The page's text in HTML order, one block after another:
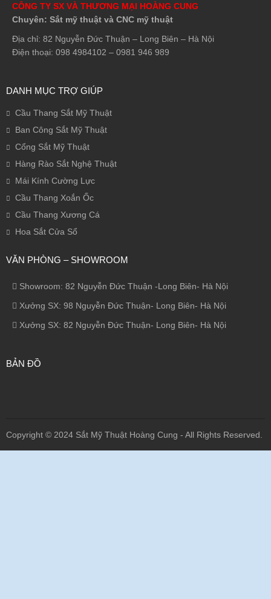
CÔNG TY SX VÀ THƯƠNG MẠI HOÀNG CUNG
Chuyên: Sắt mỹ thuật và CNC mỹ thuật
Địa chỉ: 82 Nguyễn Đức Thuận – Long Biên – Hà Nội
Điện thoại: 098 4984102 – 0981 946 989
DANH MỤC TRỢ GIÚP
Cầu Thang Sắt Mỹ Thuật
Ban Công Sắt Mỹ Thuật
Cổng Sắt Mỹ Thuật
Hàng Rào Sắt Nghệ Thuật
Mái Kính Cường Lực
Cầu Thang Xoắn Ốc
Cầu Thang Xương Cá
Hoa Sắt Cửa Sổ
VĂN PHÒNG – SHOWROOM
Showroom: 82 Nguyễn Đức Thuận -Long Biên- Hà Nội
Xưởng SX: 98 Nguyễn Đức Thuận- Long Biên- Hà Nội
Xưởng SX: 82 Nguyễn Đức Thuận- Long Biên- Hà Nội
BẢN ĐỒ
Copyright © 2024 Sắt Mỹ Thuật Hoàng Cung - All Rights Reserved.